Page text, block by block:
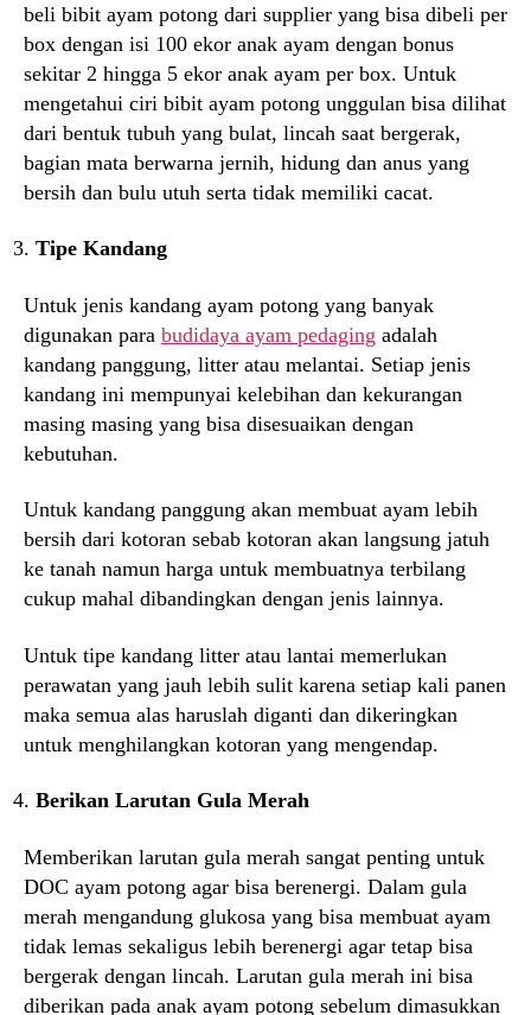
beli bibit ayam potong dari supplier yang bisa dibeli per
box dengan isi 100 ekor anak ayam dengan bonus
sekitar 2 hingga 5 ekor anak ayam per box. Untuk
mengetahui ciri bibit ayam potong unggulan bisa dilihat
dari bentuk tubuh yang bulat, lincah saat bergerak,
bagian mata berwarna jernih, hidung dan anus yang
bersih dan bulu utuh serta tidak memiliki cacat.
Tipe Kandang
Untuk jenis kandang ayam potong yang banyak
digunakan para budidaya ayam pedaging adalah
kandang panggung, litter atau melantai. Setiap jenis
kandang ini mempunyai kelebihan dan kekurangan
masing masing yang bisa disesuaikan dengan
kebutuhan.
Untuk kandang panggung akan membuat ayam lebih
bersih dari kotoran sebab kotoran akan langsung jatuh
ke tanah namun harga untuk membuatnya terbilang
cukup mahal dibandingkan dengan jenis lainnya.
Untuk tipe kandang litter atau lantai memerlukan
perawatan yang jauh lebih sulit karena setiap kali panen
maka semua alas haruslah diganti dan dikeringkan
untuk menghilangkan kotoran yang mengendap.
Berikan Larutan Gula Merah
Memberikan larutan gula merah sangat penting untuk
DOC ayam potong agar bisa berenergi. Dalam gula
merah mengandung glukosa yang bisa membuat ayam
tidak lemas sekaligus lebih berenergi agar tetap bisa
bergerak dengan lincah. Larutan gula merah ini bisa
diberikan pada anak ayam potong sebelum dimasukkan